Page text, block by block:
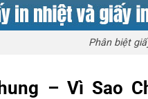
Phân biệt
– Vì Sao